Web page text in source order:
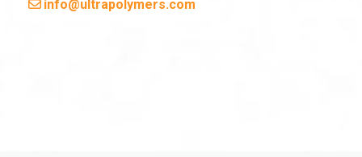
info@ultrapolymers.com